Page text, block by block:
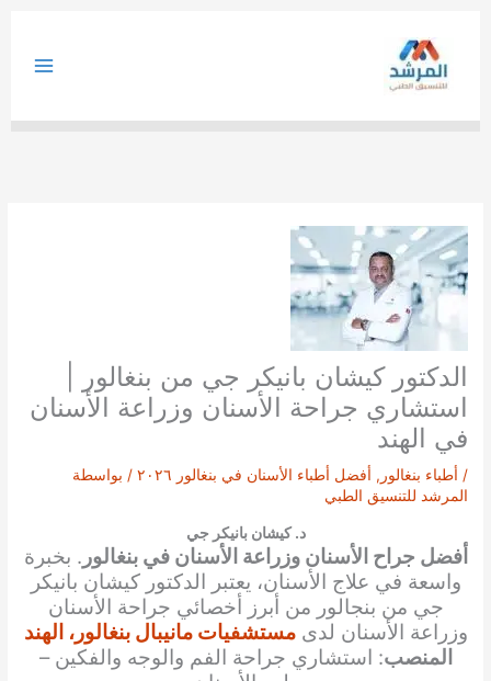
الدكتور كيشان بانيكر جي من بنغالور |
استشاري جراحة الأسنان وزراعة الأسنان
في الهند
/ أطباء بنغالور , أفضل أطباء الأسنان في بنغالور ٢٠٢٦
/ بواسطة
المرشد للتنسيق الطبي
د. كيشان بانيكر جي
أفضل جراح الأسنان وزراعة الأسنان في بنغالور . بخبرة
واسعة في علاج الأسنان، يعتبر الدكتور كيشان بانيكر
جي من بنجالور من أبرز أخصائي جراحة الأسنان
وزراعة الأسنان لدىمستشفيات مانيبال بنغالور، الهند
المنصب: استشاري جراحة الفم والوجه والفكين –